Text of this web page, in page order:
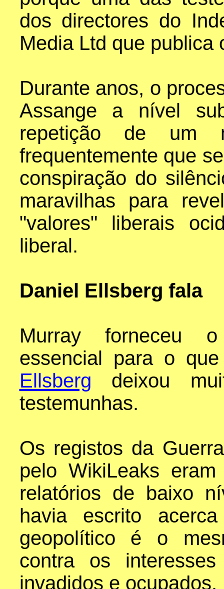
dos directores do
Media Ltd que publica
Durante anos, o
Assange a nível
repetição de um
frequentemente que
conspiração do
maravilhas para
"valores" liberais
liberal.
Daniel Ellsberg fala
Murray forneceu o
essencial para o
Ellsberg deixou
testemunhas.
Os registos da
pelo WikiLeaks
relatórios de baixo
havia escrito
geopolítico é o
contra os
invadidos e ocupados.